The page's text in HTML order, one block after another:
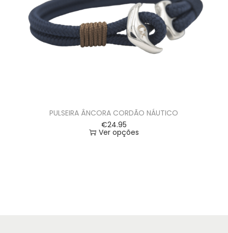
PULSEIRA ÂNCORA CORDÃO NÁUTICO
€24.95
Ver opções